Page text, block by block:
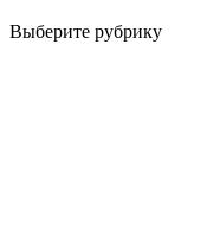
Выберите рубрику